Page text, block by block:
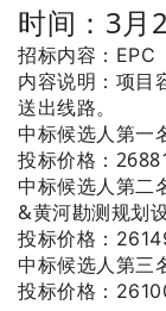
时间：3月
招标内容：EPC
内容说明：项目
送出线路。
中标候选人第一
投标价格：
中标候选人第二
&黄河勘测规划
投标价格：
中标候选人第三
投标价格：